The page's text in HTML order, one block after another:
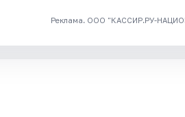
Реклама. ООО "КАССИР.РУ-